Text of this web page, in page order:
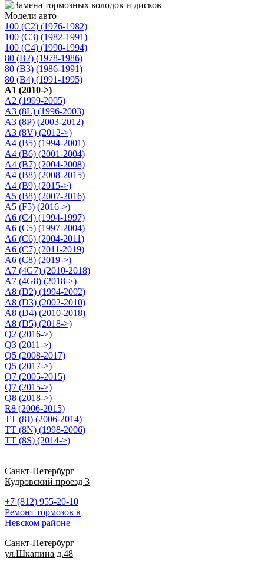
Модели авто
100 (C2) (1976-1982)
100 (C3) (1982-1991)
100 (C4) (1990-1994)
80 (B2) (1978-1986)
80 (B3) (1986-1991)
80 (B4) (1991-1995)
A1 (2010->)
A2 (1999-2005)
A3 (8L) (1996-2003)
A3 (8P) (2003-2012)
A3 (8V) (2012->)
A4 (B5) (1994-2001)
A4 (B6) (2001-2004)
A4 (B7) (2004-2008)
A4 (B8) (2008-2015)
A4 (B9) (2015->)
A5 (B8) (2007-2016)
A5 (F5) (2016->)
A6 (C4) (1994-1997)
A6 (C5) (1997-2004)
A6 (C6) (2004-2011)
A6 (C7) (2011-2019)
A6 (C8) (2019->)
A7 (4G7) (2010-2018)
A7 (4G8) (2018->)
A8 (D2) (1994-2002)
A8 (D3) (2002-2010)
A8 (D4) (2010-2018)
A8 (D5) (2018->)
Q2 (2016->)
Q3 (2011->)
Q5 (2008-2017)
Q5 (2017->)
Q7 (2005-2015)
Q7 (2015->)
Q8 (2018->)
R8 (2006-2015)
TT (8J) (2006-2014)
TT (8N) (1998-2006)
TT (8S) (2014->)
Санкт-Петербург
Кудровский проезд 3
+7 (812) 955-20-10
Ремонт тормозов в
Невском районе
Санкт-Петербург
ул.Шкапина д.48